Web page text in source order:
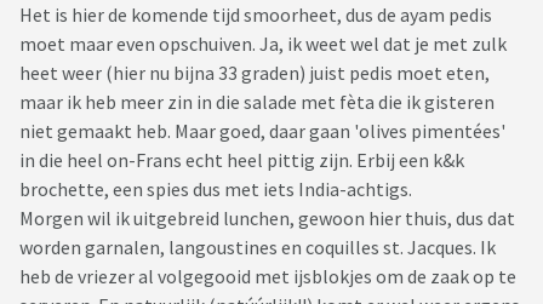
Het is hier de komende tijd smoorheet, dus de ayam pedis
moet maar even opschuiven. Ja, ik weet wel dat je met zulk
heet weer (hier nu bijna 33 graden) juist pedis moet eten,
maar ik heb meer zin in die salade met fèta die ik gisteren
niet gemaakt heb. Maar goed, daar gaan 'olives pimentées'
in die heel on-Frans echt heel pittig zijn. Erbij een k&k
brochette, een spies dus met iets India-achtigs.
Morgen wil ik uitgebreid lunchen, gewoon hier thuis, dus dat
worden garnalen, langoustines en coquilles st. Jacques. Ik
heb de vriezer al volgegooid met ijsblokjes om de zaak op te